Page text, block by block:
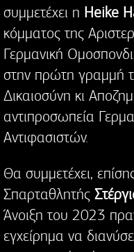
συμμετέχει η Heike
κόμματος της
Γερμανική
στην πρώτη γραμμή
Δικαιοσύνη κι
αντιπροσωπεία
Αντιφασιστών.
Θα συμμετέχει,
Σπαρταθλητής
Άνοιξη του 2023
εγχείρημα να